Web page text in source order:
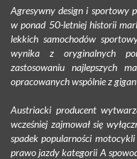
Agresywny design i sportowy
w ponad 50-letniej historii
lekkich samochodów
wynika z oryginalnych
zastosowaniu najlepszych
opracowanych wspólnie z
Austriacki producent
wcześniej zajmował się
spadek popularności
prawo jazdy kategorii A